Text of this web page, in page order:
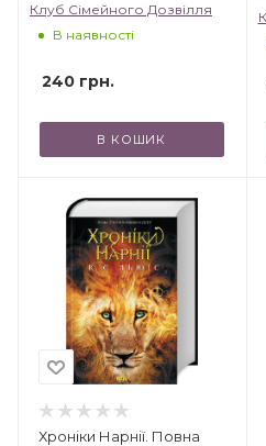
Клуб Сімейного Дозвілля
В наявності
240 грн.
В КОШИК
Хроніки Нарнії. Повна